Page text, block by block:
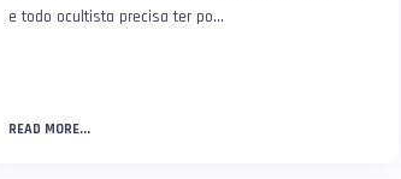
e todo ocultista precisa ter po...
READ MORE...